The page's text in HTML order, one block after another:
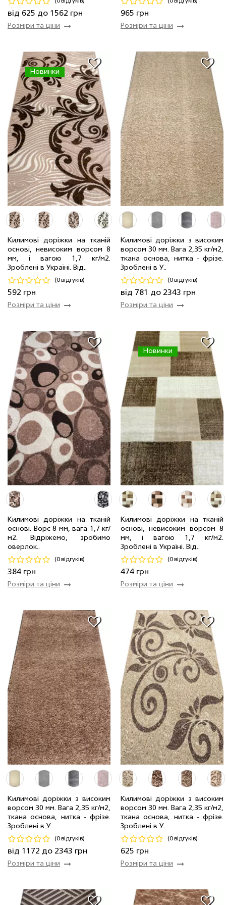
від 625 до 1562 грн
Розміри та ціни
Купити 965 грн
Розміри та ціни
Новинки
Килимові доріжки на тканій
основі, невисоким ворсом 8
мм, і вагою 1,7 кг/м2.
Зроблені в Україні. Від..
(0 відгуків)
592 грн
Розміри та ціни
1.50 м 3 мп 888 грн/мп
1.20 м 22 мп
710 грн/мп
1.00 м
2 мп 592 грн/мп
Код 19112
Килимові доріжки з високим
ворсом 30 мм. Вага 2,35 кг/м2,
ткана основа, нитка - фрiзе.
Зроблені в У..
(0 відгуків)
від 781 до 2343 грн
Розміри та ціни
1.50 м 15 мп 1172 грн/мп
3.00 м 1 мп 2343 грн/мп
1.20 м 13 мп
937 грн/мп
1.00 м
18 мп 781 грн/мп
Код 19527
Купити
Килимові доріжки на тканій
основі. Ворс 8 мм, вага 1,7 кг/
м2. Відріжемо, зробимо
оверлок..
(0 відгуків)
384 грн
Розміри та ціни
0.8 м 15 мп 384 грн/мп
Новинки
Килимові доріжки на тканій
основі, невисоким ворсом 8
мм, і вагою 1,7 кг/м2.
Зроблені в Україні. Від..
(0 відгуків)
474 грн
Розміри та ціни
0.80 м 25 мп 474 грн/мп
Код 21364
Килимові доріжки з високим
ворсом 30 мм. Вага 2,35 кг/м2,
ткана основа, нитка - фрiзе.
Зроблені в У..
(0 відгуків)
від 1172 до 2343 грн
Розміри та ціни
4.00 м 6 мп 3124 грн/мп
2.00 м 15 мп 1562 грн/мп
1.50 м 7 мп
1172 грн/мп
3.00 м
21 мп 2343 грн/мп
Код 19528
Купити
Килимові доріжки з високим
ворсом 30 мм. Вага 2,35 кг/м2,
ткана основа, нитка - фрiзе.
Зроблені в У..
(0 відгуків)
625 грн
Розміри та ціни
0.80 м 12 мп 625 грн/мп
Код 20859